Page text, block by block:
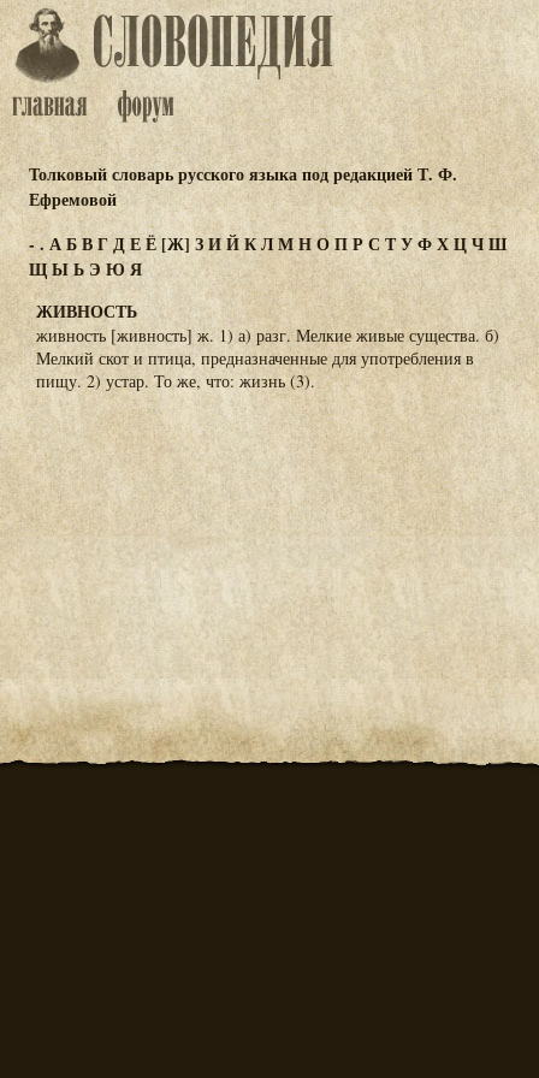
Толковый словарь русского языка под редакцией Т. Ф.
Ефремовой
- . АБВГДЕЁ [Ж] ЗИЙКЛМНОПРС ТУФХЦЧШ
ЩЫЬЭ ЮЯ
ЖИВНОСТЬ
живность [живность] ж. 1) а) разг. Мелкие живые существа. б)
Мелкий скот и птица, предназначенные для употребления в
пищу. 2) устар. То же, что: жизнь (3).